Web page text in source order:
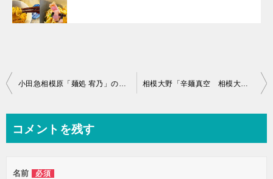
投
ビ
小田急相模原「麺処 宥乃」の「自家製燻製チャーシューまぜそば（スープ付き）」 相模大野「辛麺真空 相模大野店」の「真空流台湾辛麺【天狗】」
コメントを残す
名前 必須